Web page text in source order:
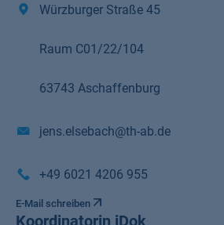
Würzburger Straße 45
Raum C01/22/104
63743 Aschaffenburg
jens.elsebach@th-ab.de
+49 6021 4206 955
E-Mail schreiben
Koordinatorin iDok